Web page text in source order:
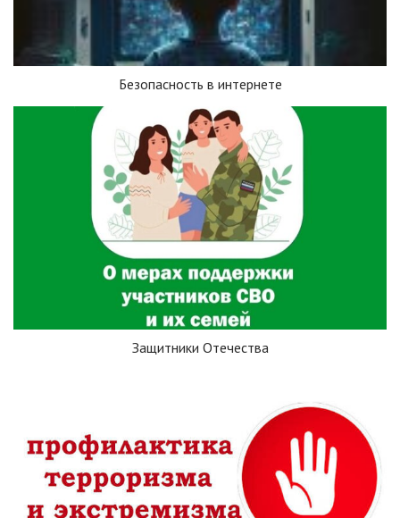
Безопасность в интернете
Защитники Отечества